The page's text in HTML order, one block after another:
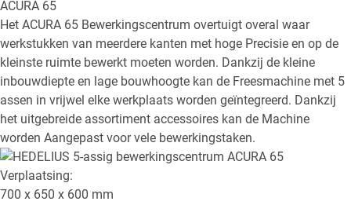
ACURA 65
Het ACURA 65 Bewerkingscentrum overtuigt overal waar
werkstukken van meerdere kanten met hoge Precisie en op de
kleinste ruimte bewerkt moeten worden. Dankzij de kleine
inbouwdiepte en lage bouwhoogte kan de Freesmachine met 5
assen in vrijwel elke werkplaats worden geïntegreerd. Dankzij
het uitgebreide assortiment accessoires kan de Machine
worden Aangepast voor vele bewerkingstaken.
Verplaatsing:
700 x 650 x 600 mm